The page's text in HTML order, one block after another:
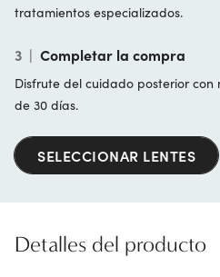
tratamientos especializados.
3 | Completar la compra
Disfrute del cuidado posterior
de 30 días.
SELECCIONAR LENTES
Detalles del producto